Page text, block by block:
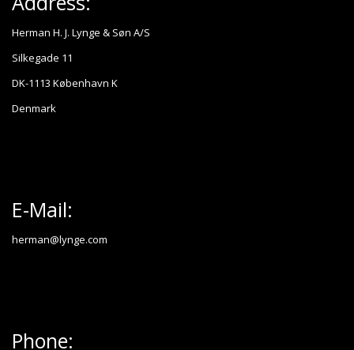
Herman H. J. Lynge & Søn A/S
Silkegade 11
DK-1113 København K
Denmark
E-Mail:
herman@lynge.com
Phone: